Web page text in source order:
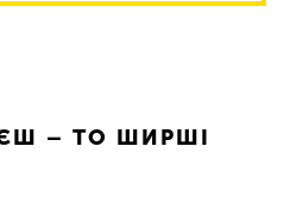
– ТО ШИРШІ